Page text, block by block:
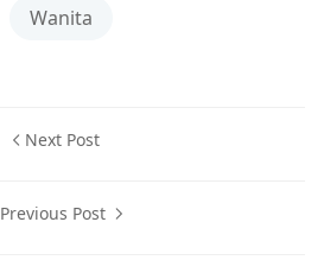
Wanita
Next Post
Previous Post